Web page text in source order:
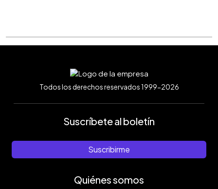
Todos los derechos reservados 1999-2026
Suscríbete al boletín
Suscribirme
Quiénes somos